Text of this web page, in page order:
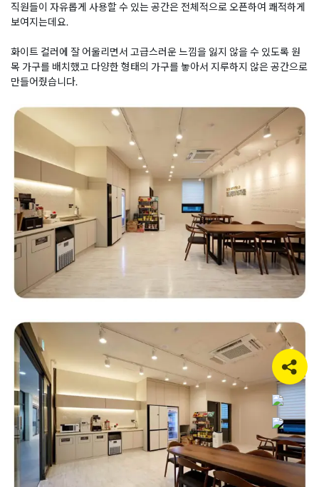
직원들이 자유롭게 사용할 수 있는 공간은 전체적으로 오픈하여 쾌적하게
보여지는데요.
화이트 컬러에 잘 어울리면서 고급스러운 느낌을 잃지 않을 수 있도록 원
목 가구를 배치했고 다양한 형태의 가구를 놓아서 지루하지 않은 공간으로
만들어줬습니다.